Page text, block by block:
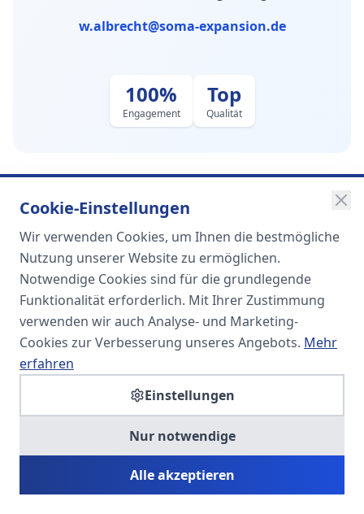
w.albrecht@soma-expansion.de
100%
Engagement
Top
Qualität
SOMA
Unternehmensgruppe
Spezialisiert auf Fach- und
Führungskräfte in der
SOMA HR KONSULT UG
Personalberatung & Executive Search
Cookie-Einstellungen
Wir verwenden Cookies, um Ihnen die bestmögliche
Nutzung unserer Website zu ermöglichen.
Notwendige Cookies sind für die grundlegende
Funktionalität erforderlich. Mit Ihrer Zustimmung
verwenden wir auch Analyse- und Marketing-
Cookies zur Verbesserung unseres Angebots. Mehr
erfahren
Einstellungen
Nur notwendige
Alle akzeptieren